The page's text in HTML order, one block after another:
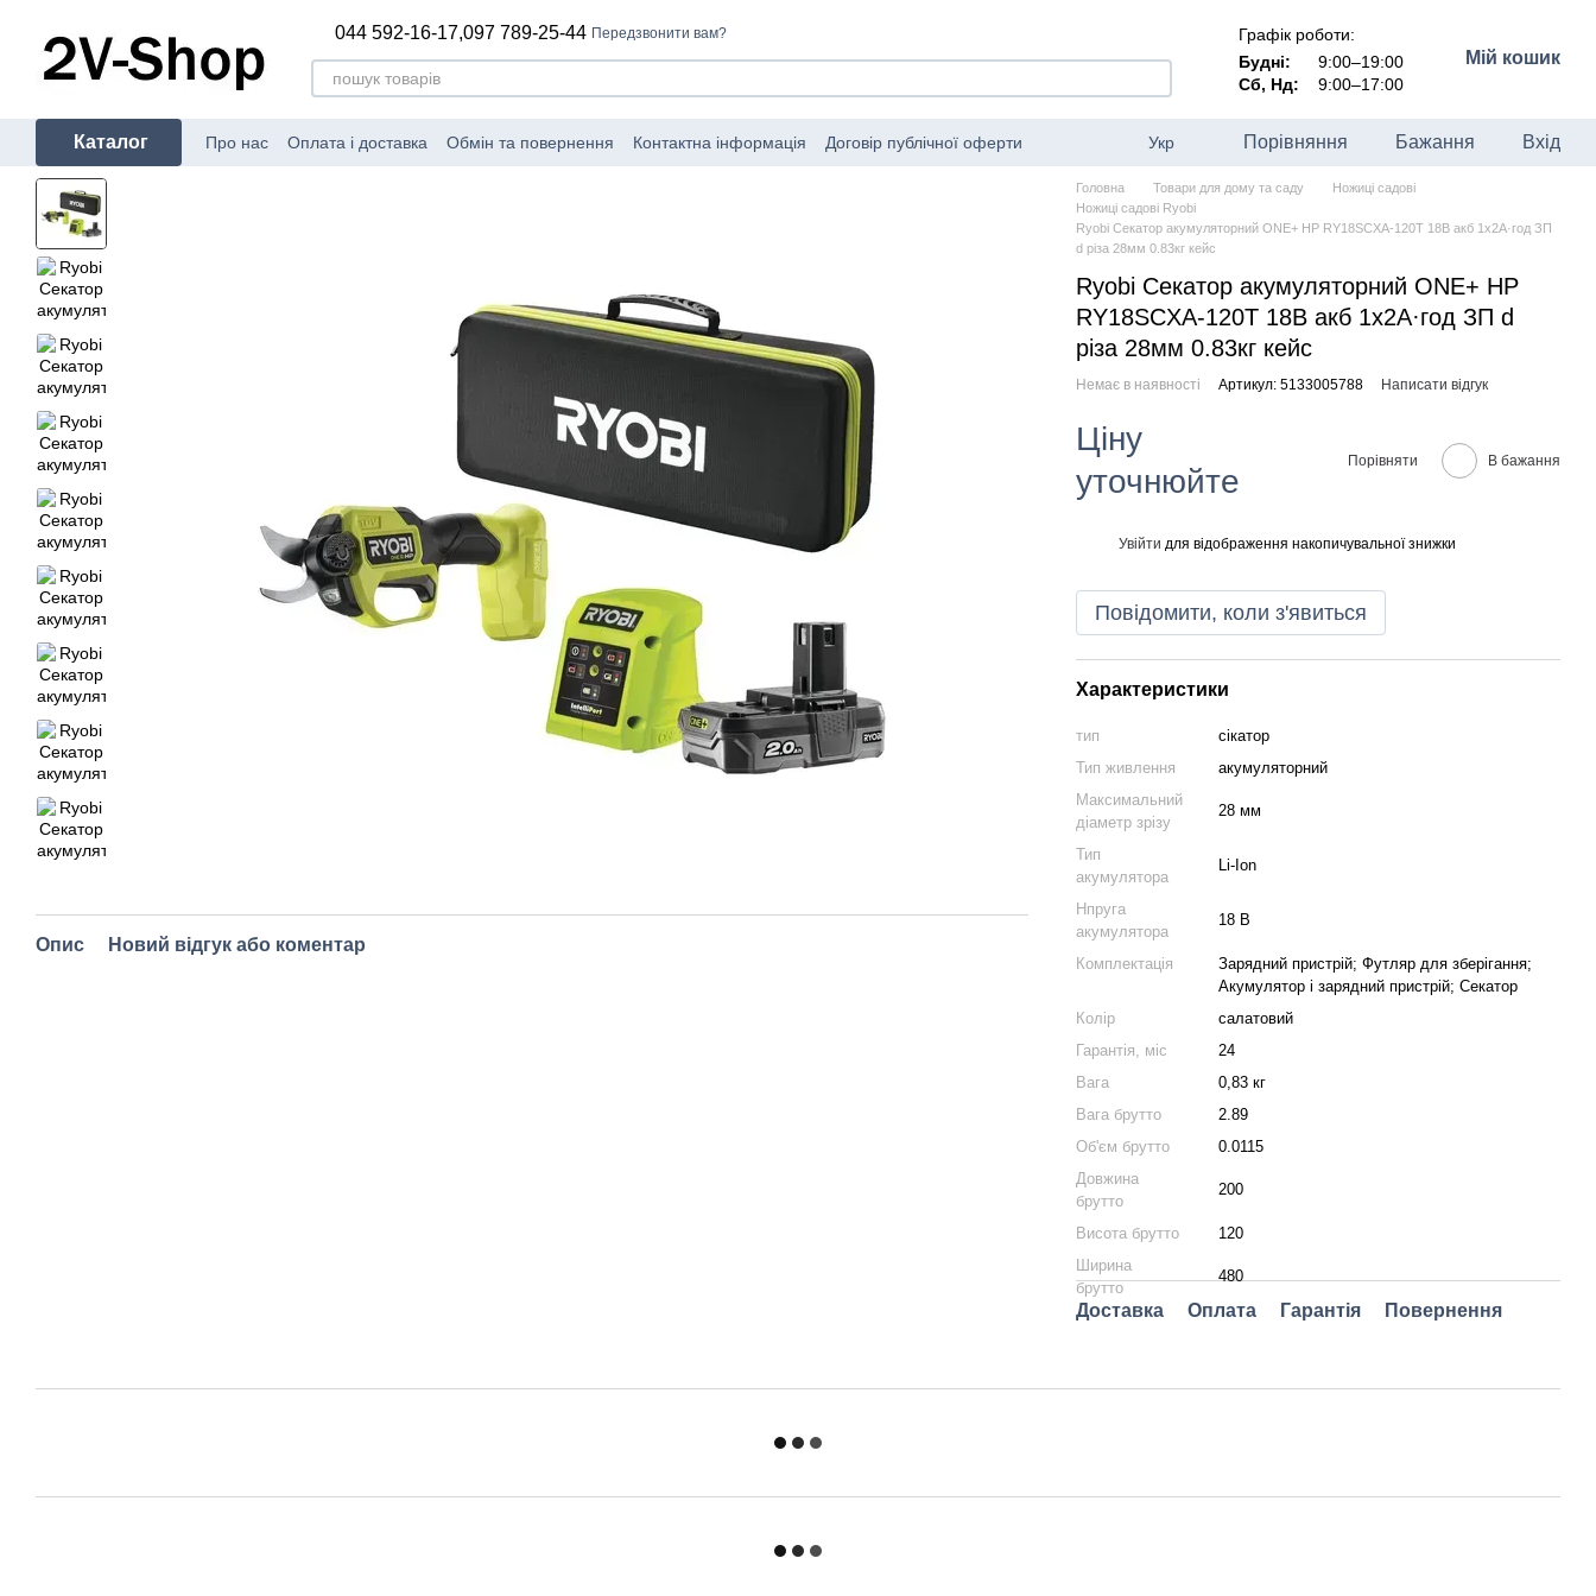
044 592-16-17,097 789-25-44 Передзвонити вам?
Графік роботи:
Будні:
9:00–19:00
Сб, Нд:
9:00–17:00
Мій кошик
Каталог Про нас Оплата і доставка Обмін та повернення Контактна інформація Договір публічної оферти Укр Порівняння Бажання Вхід
Опис Новий відгук або коментар
Головна Товари для дому та саду
Ножиці садові
Ножиці садові Ryobi
Ryobi Секатор акумуляторний ONE+ HP RY18SCXA-120T 18В акб 1х2А·год ЗП
d різа 28мм 0.83кг кейс
Ryobi Секатор акумуляторний ONE+ HP
RY18SCXA-120T 18В акб 1х2А·год ЗП d
різа 28мм 0.83кг кейс
Немає в наявності Артикул: 5133005788 Написати відгук
Ціну
уточнюйте
Порівняти В бажання
Увійти для відображення накопичувальної знижки
Повідомити, коли з'явиться
Характеристики
тип
сікатор
Тип живлення
акумуляторний
Максимальний
діаметр зрізу
28 мм
Тип
акумулятора
Li-Ion
Нпруга
акумулятора
18 В
Комплектація
Зарядний пристрій; Футляр для зберігання;
Акумулятор і зарядний пристрій; Секатор
Колір
салатовий
Гарантія, міс
24
Вага
0,83 кг
Вага брутто
2.89
Об'єм брутто
0.0115
Довжина
брутто
200
Висота брутто
120
Ширина
брутто
480
Доставка Оплата Гарантія Повернення